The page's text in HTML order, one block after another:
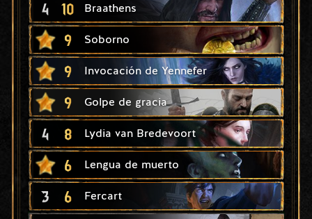
4 10 Braathens
9 Soborno
9 Invocación de Yennefer
9 Golpe de gracia
4 8 Lydia van Bredevoort
6 Lengua de muerto
3 6 Fercart